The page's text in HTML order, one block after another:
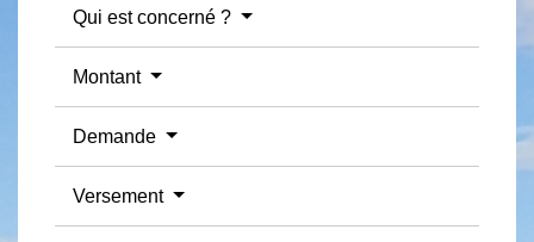
Qui est concerné ?
Montant
Demande
Versement